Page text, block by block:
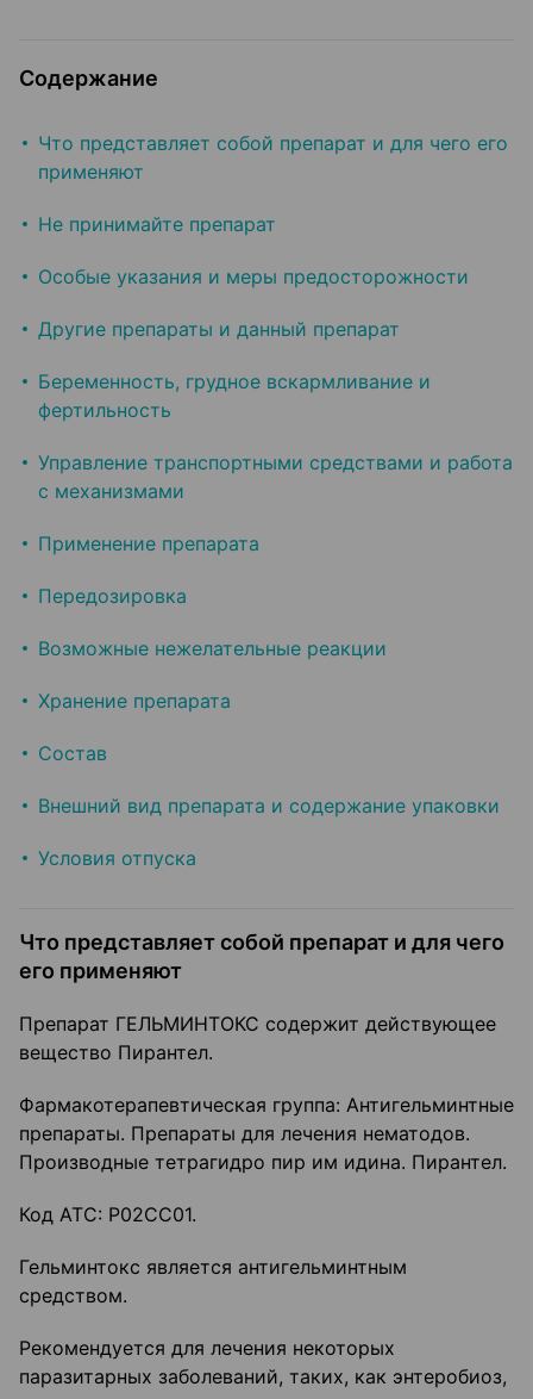
Содержание
Что представляет собой препарат и для чего его
применяют
Не принимайте препарат
Особые указания и меры предосторожности
Другие препараты и данный препарат
Беременность, грудное вскармливание и
фертильность
Управление транспортными средствами и работа
с механизмами
Применение препарата
Передозировка
Возможные нежелательные реакции
Хранение препарата
Состав
Внешний вид препарата и содержание упаковки
Условия отпуска
Что представляет собой препарат и для чего
его применяют
Препарат ГЕЛЬМИНТОКС содержит действующее
вещество Пирантел.
Фармакотерапевтическая группа: Антигельминтные
препараты. Препараты для лечения нематодов.
Производные тетрагидро пир им идина. Пирантел.
Код АТС: Р02СС01.
Гельминтокс является антигельминтным
средством.
Рекомендуется для лечения некоторых
паразитарных заболеваний, таких, как энтеробиоз,